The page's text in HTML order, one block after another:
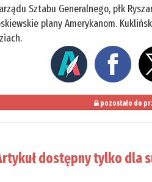
Sztabu Generalnego, płk
plany Amerykanom.
pozostało do
dostępny tylko dla